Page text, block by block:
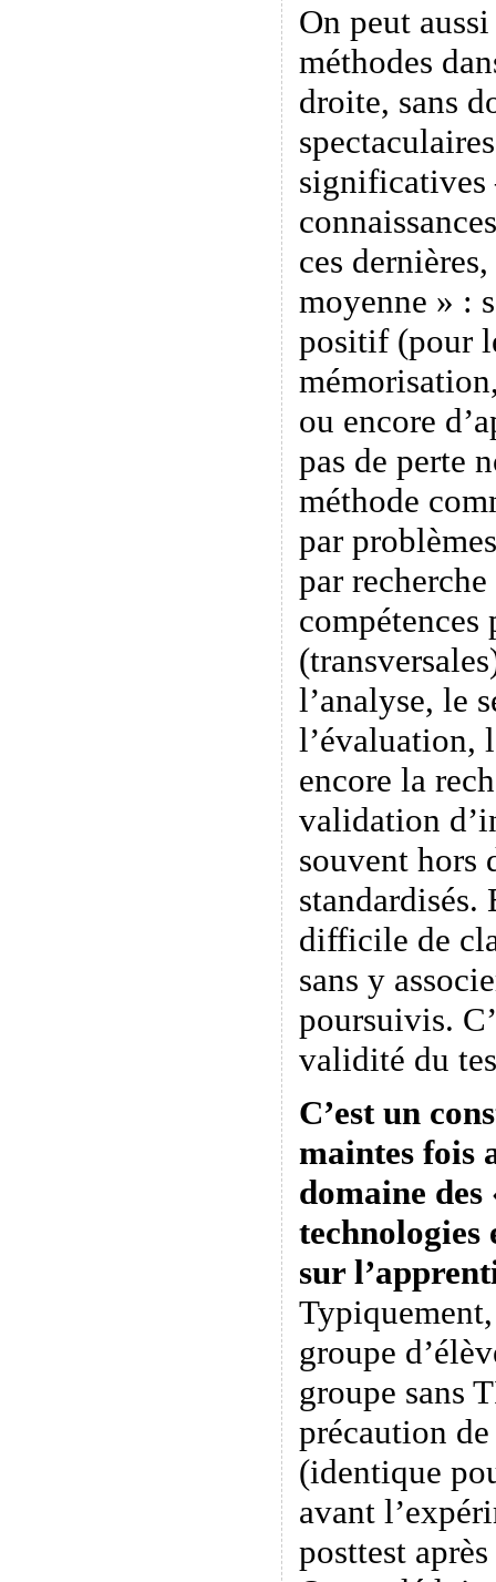
On peut
méthodes
droite, sans
significatives
ces
moyenne » :
positif (pour
ou encore
pas de perte
méthode
par
par
compétences
l’analyse, le
l’évaluation,
encore la
validation
souvent hors
standardisés.
difficile de
sans y
poursuivis.
validité du
C’est un
maintes fois
domaine des
technologies
sur
groupe
groupe sans
précaution
(identique
avant
posttest